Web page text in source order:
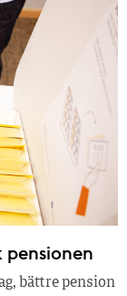
pensionen
bättre pension